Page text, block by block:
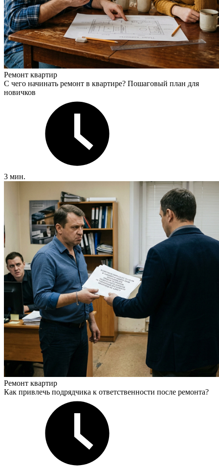
Ремонт квартир
С чего начинать ремонт в квартире? Пошаговый план для
новичков
3 мин.
Ремонт квартир
Как привлечь подрядчика к ответственности после ремонта?